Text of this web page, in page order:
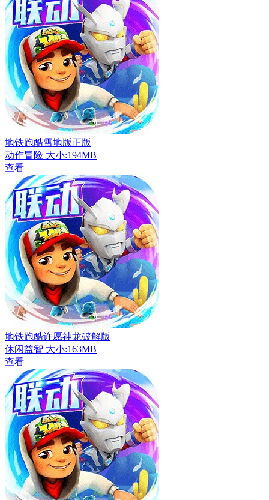
地铁跑酷雪地版正版
动作冒险 大小:194MB
查看
地铁跑酷许愿神龙破解版
休闲益智 大小:163MB
查看